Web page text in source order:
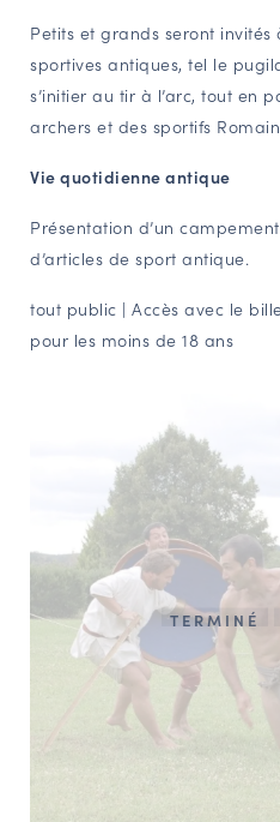
VOUS ÊTES…
Amateurs d’histoire et de
Responsables de structures
Étudiants & chercheurs
Petits et grands seront invités
sportives antiques, tel le
s’initier au tir à l’arc, tout en
archers et des sportifs
Vie quotidienne antique
Présentation d’un
d’articles de sport antique.
tout public | Accès avec le
pour les moins de 18 ans
TERMINÉ